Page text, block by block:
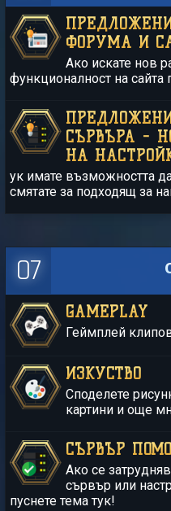
ФОРУМА И
Ако искате нов
функционалност на сайта
СЪРВЪРА -
НА
ук имате възможността
смятате за подходящ за
07
GAMEPLAY
Геймплей
ИЗКУСТВО
Споделете
картини и още
СЪРВЪР
Ако се
сървър или
пуснете тема тук!